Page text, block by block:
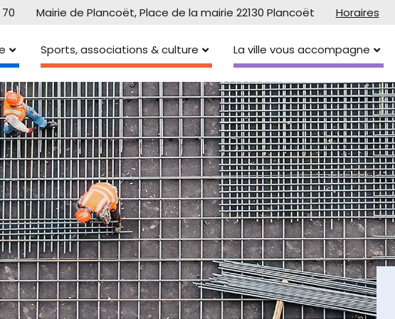
Mairie de Plancoët, Place de la mairie 22130 Plancoët Horaires
Sports, associations & culture La ville vous accompagne